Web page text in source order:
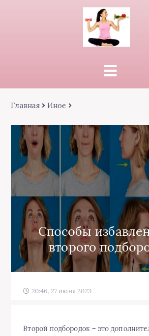
Главная Иное
Способы
второго
20:46, 27 июня 2023
Второй подбородок – это